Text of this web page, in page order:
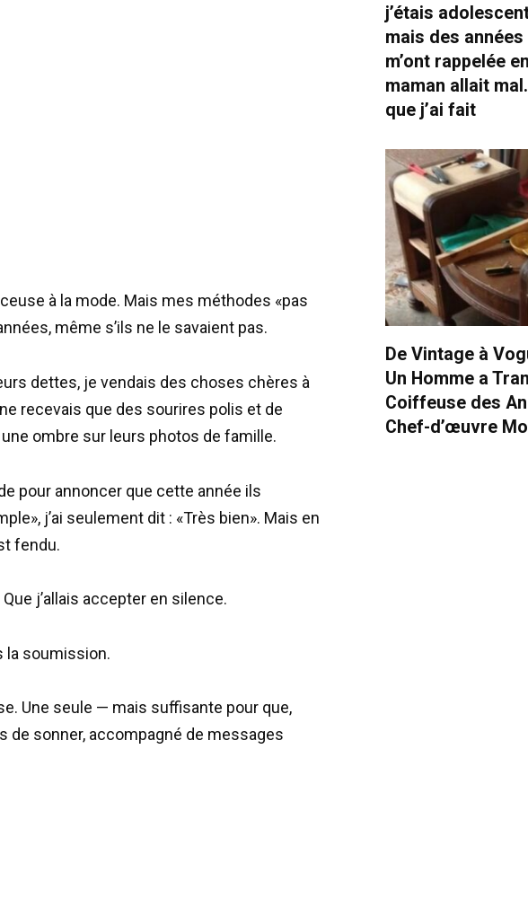
à la mode. Mais mes méthodes «pas
même s’ils ne le savaient pas.
dettes, je vendais des choses chères à
recevais que des sourires polis et de
ombre sur leurs photos de famille.
pour annoncer que cette année ils
j’ai seulement dit : «Très bien». Mais en
fendu.
j’allais accepter en silence.
la soumission.
Une seule — mais suffisante pour que,
de sonner, accompagné de messages
j’étais
mais des
m’ont rappelée
maman allait
que j’ai fait
De Vintage à
Un Homme a
Coiffeuse des
Chef-d’œuvre